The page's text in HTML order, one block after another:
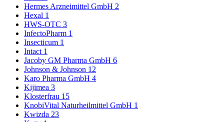
Hermes Arzneimittel GmbH 2
Hexal 1
HWS-OTC 3
InfectoPharm 1
Insecticum 1
Intact 1
Jacoby GM Pharma GmbH 6
Johnson & Johnson 12
Karo Pharma GmbH 4
Kijimea 3
Klosterfrau 15
KnobiVital Naturheilmittel GmbH 1
Kwizda 23